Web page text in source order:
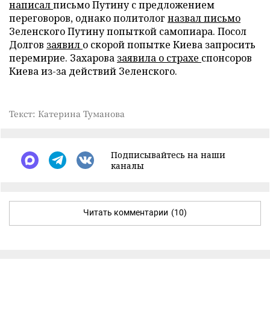
написалписьмо Путину с предложением
переговоров, однако политолог назвал письмо
Зеленского Путину попыткой самопиара. Посол
Долгов заявил о скорой попытке Киева запросить
перемирие. Захарова заявила о страхе спонсоров
Киева из-за действий Зеленского.
Текст: Катерина Туманова
Подписывайтесь на наши
каналы
Читать комментарии (10)